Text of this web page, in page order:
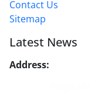
Contact Us
Sitemap
Latest News
Address: